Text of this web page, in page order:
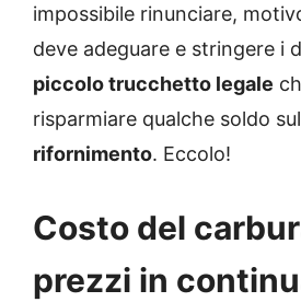
impossibile rinunciare,
deve adeguare e stringere i
piccolo trucchetto legale
risparmiare qualche soldo sul
rifornimento. Eccolo!
Costo del
prezzi in